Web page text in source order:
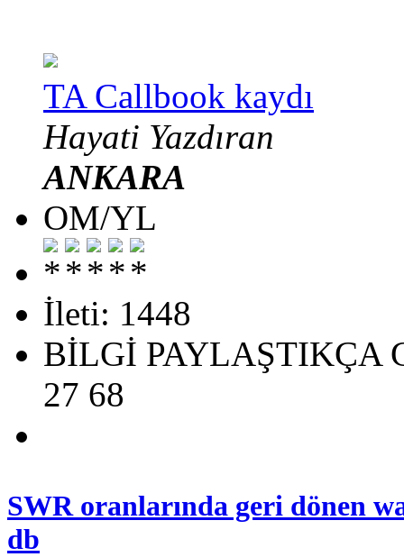
TA Callbook kaydı
Hayati Yazdıran
ANKARA
OM/YL
İleti: 1448
BİLGİ PAYLAŞTIKÇA
27 68
SWR oranlarında geri dönen
db